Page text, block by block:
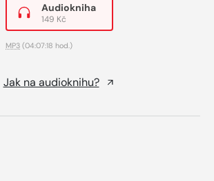
Audiokniha
149 Kč
MP3 (04:07:18 hod.)
Jak na audioknihu?